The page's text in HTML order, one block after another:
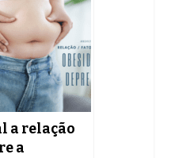
a relação
a